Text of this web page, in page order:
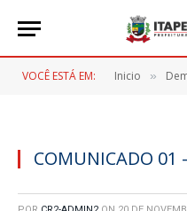
VOCÊ ESTÁ EM: Inicio »
COMUNICADO 01